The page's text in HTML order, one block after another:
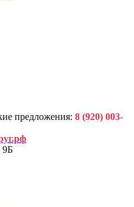
предложения: 8 (920) 003-
9Б